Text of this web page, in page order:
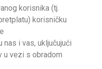
korisnika (tj.
korisničku
i vas, uključujući
u vezi s obradom